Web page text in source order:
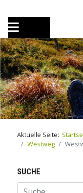
Aktuelle Seite:
Westweg
SUCHE
Suchen